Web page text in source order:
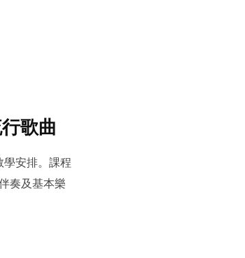
歌曲
安排。課程
奏及基本樂